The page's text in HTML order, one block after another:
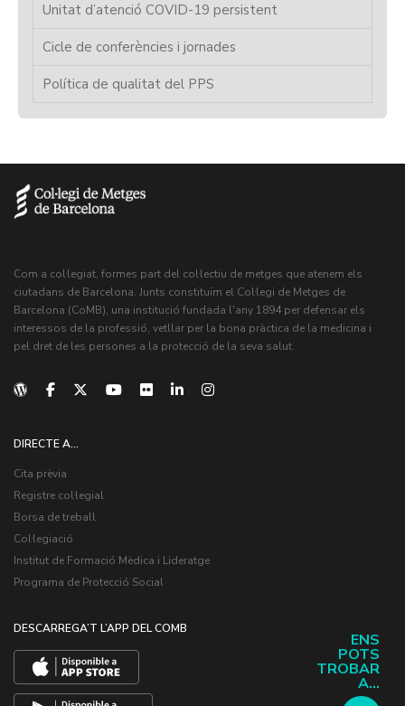
Unitat d’atenció COVID-19 persistent
Cicle de conferències i jornades
Política de qualitat del PPS
ENS
POTS
TROBAR
A...
Com a col·legiat, formes part del col·lectiu de metges que atenem els
ciutadans de Barcelona. Junts constituïm el Col·legi de Metges de
Barcelona (CoMB), una institució fundada l'any 1894 per defensar els
interessos de la professió, vetllar per la bona pràctica de la medicina i
pel dret de les persones a la protecció de la seva salut.
DIRECTE A...
Cita prèvia
Registre col·legial
Borsa de treball
Col·legiació
Institut de Formació Mèdica i Lideratge
Programa de Protecció Social
DESCARREGA’T L’APP DEL COMB